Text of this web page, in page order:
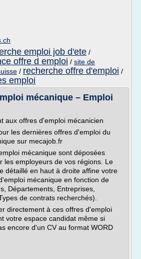
emploi job d'ete /
offre d emploi / site de
/ recherche offre d'emploi /
emploi
mécanique – Emploi
aux offres d'emploi mécanicien
les dernières offres d'emploi du
sur mecajob.fr
mécanique sont déposées
les employeurs de vos régions. Le
détaillé en haut à droite affine votre
mécanique en fonction de
Départements, Entreprises,
de contrats recherchés).
directement à ces offres d'emploi
votre espace candidat même si
encore d'un CV au format WORD